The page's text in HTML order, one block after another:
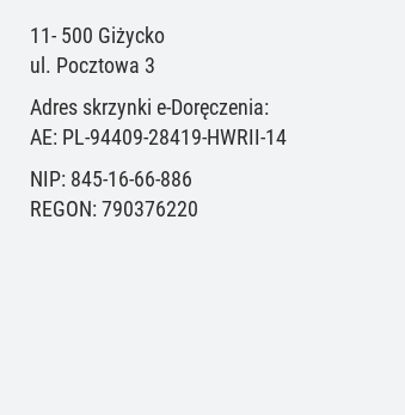
11- 500 Giżycko
ul. Pocztowa 3
Adres skrzynki e-Doręczenia:
AE: PL-94409-28419-HWRII-14
NIP: 845-16-66-886
REGON: 790376220